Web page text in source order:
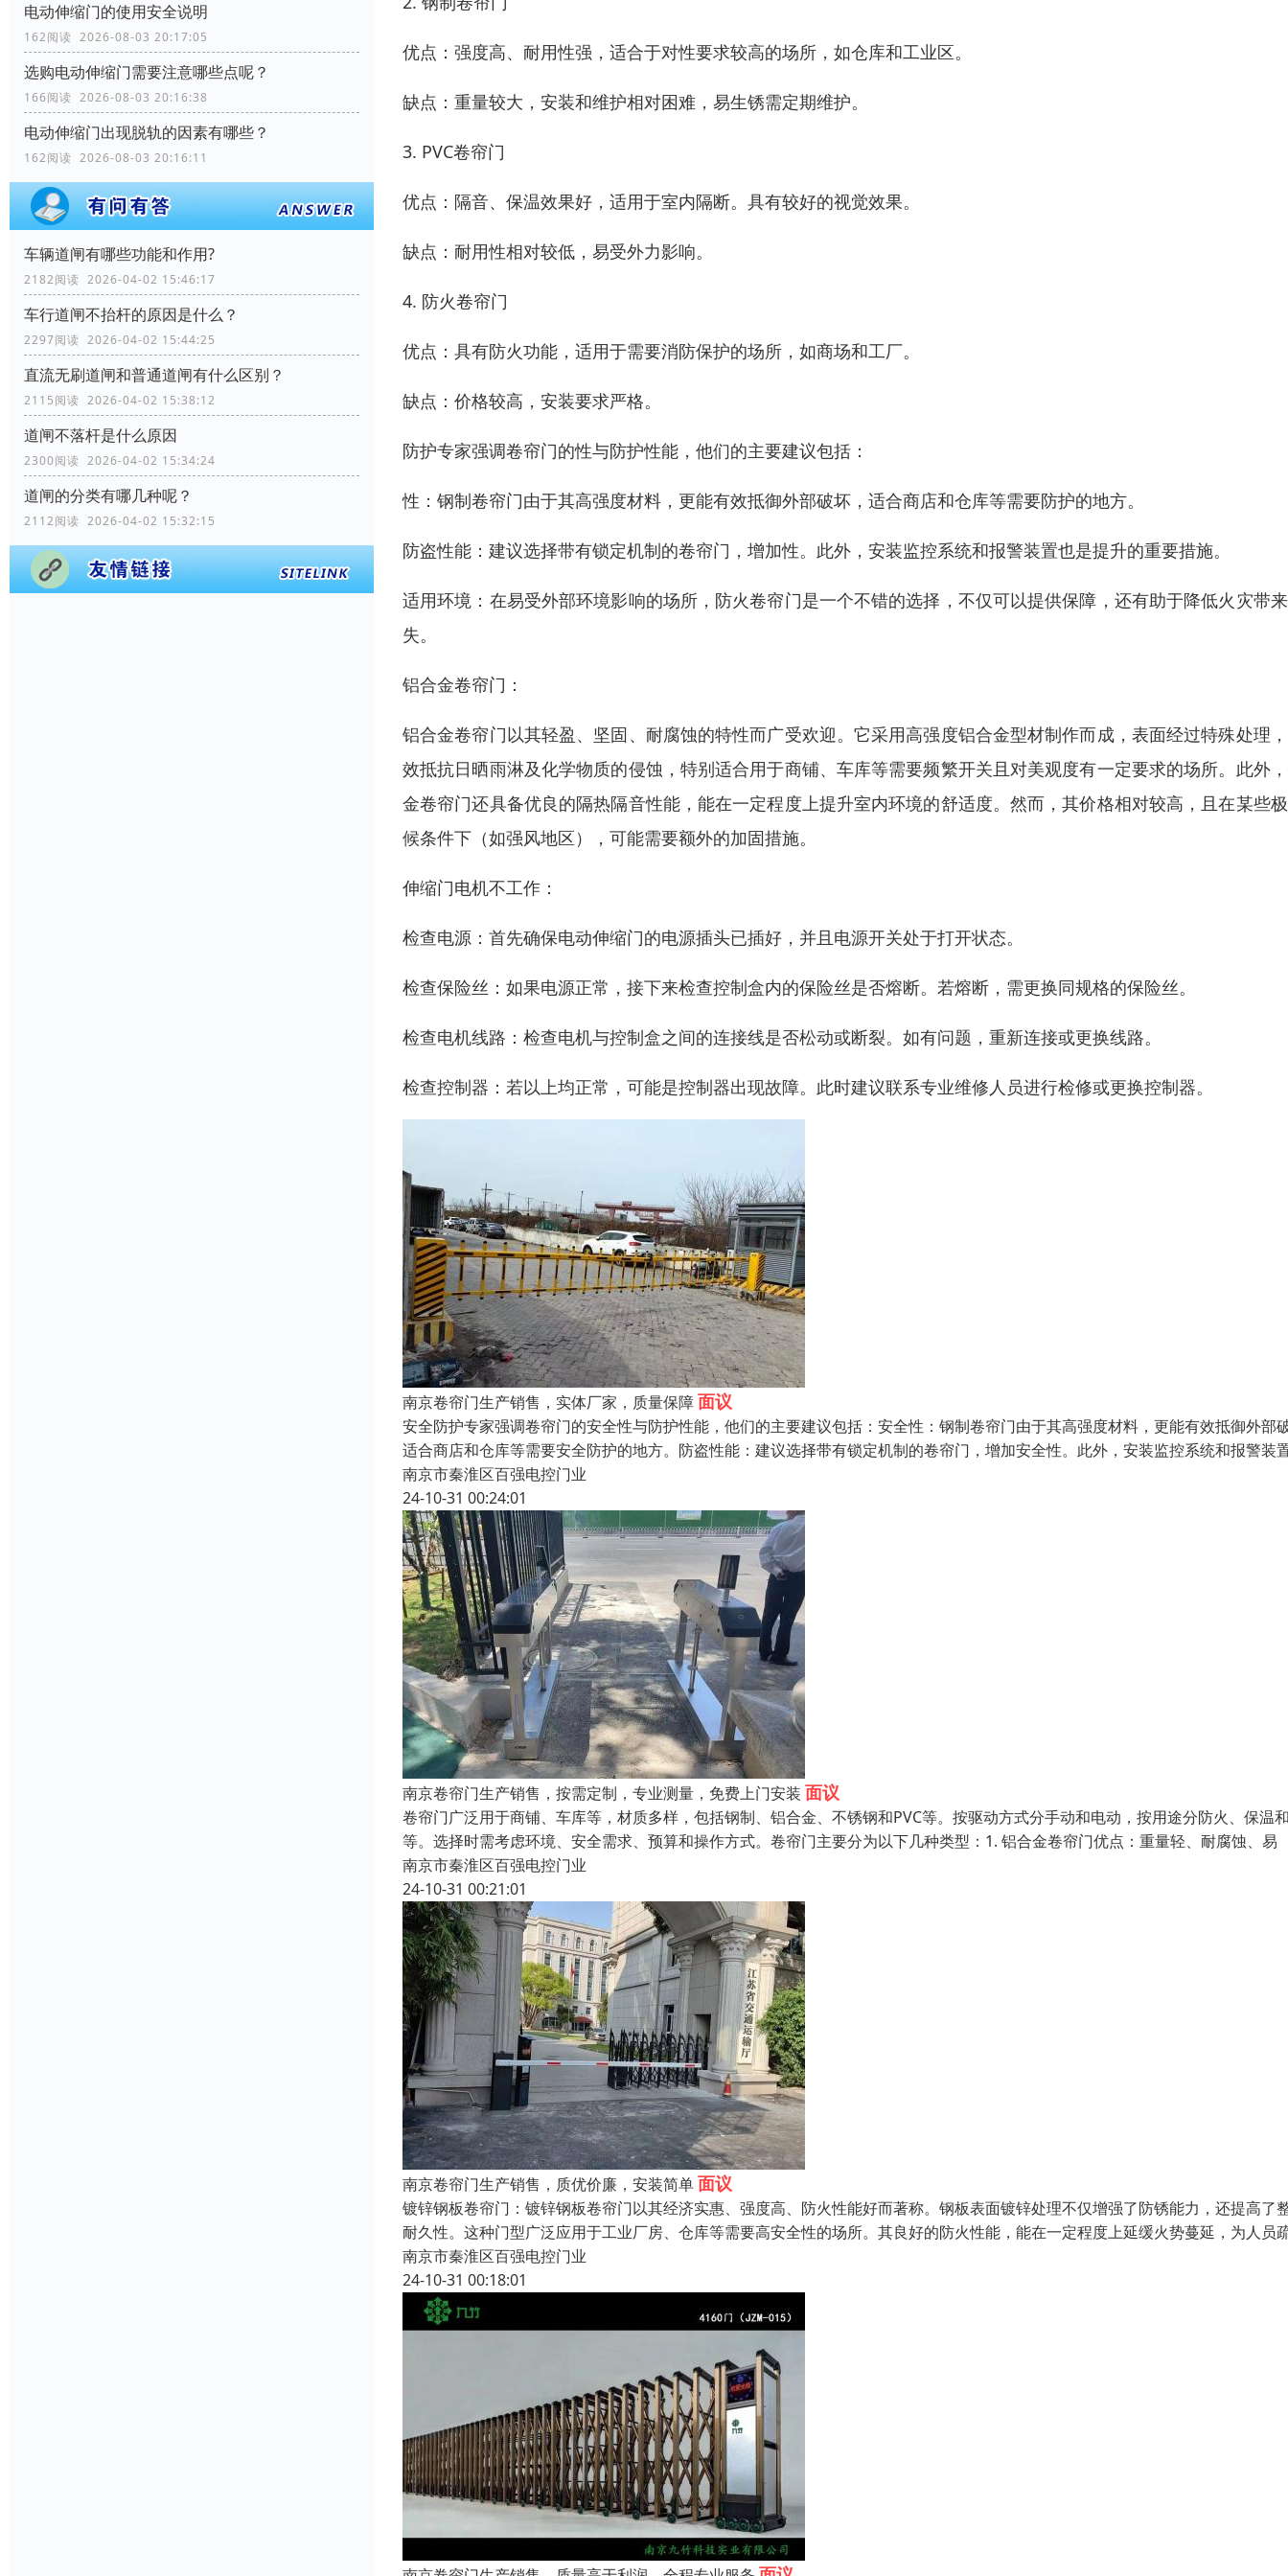
电动伸缩门的使用安全说明
162阅读 2026-08-03 20:17:05
选购电动伸缩门需要注意哪些点呢？
166阅读 2026-08-03 20:16:38
电动伸缩门出现脱轨的因素有哪些？
162阅读 2026-08-03 20:16:11
车辆道闸有哪些功能和作用?
2182阅读 2026-04-02 15:46:17
车行道闸不抬杆的原因是什么？
2297阅读 2026-04-02 15:44:25
直流无刷道闸和普通道闸有什么区别？
2115阅读 2026-04-02 15:38:12
道闸不落杆是什么原因
2300阅读 2026-04-02 15:34:24
道闸的分类有哪几种呢？
2112阅读 2026-04-02 15:32:15
优点：强度高、耐用性强，适合于对性要求较高的场所，如仓库和工业区。
缺点：重量较大，安装和维护相对困难，易生锈需定期维护。
3. PVC卷帘门
优点：隔音、保温效果好，适用于室内隔断。具有较好的视觉效果。
缺点：耐用性相对较低，易受外力影响。
4. 防火卷帘门
优点：具有防火功能，适用于需要消防保护的场所，如商场和工厂。
缺点：价格较高，安装要求严格。
防护专家强调卷帘门的性与防护性能，他们的主要建议包括：
性：钢制卷帘门由于其高强度材料，更能有效抵御外部破坏，适合商店和仓库等需要防护的地方。
防盗性能：建议选择带有锁定机制的卷帘门，增加性。此外，安装监控系统和报警装置也是提升的重要措施。
适用环境：在易受外部环境影响的场所，防火卷帘门是一个不错的选择，不仅可以提供保障，还有助于降低火灾带
失。
铝合金卷帘门：
铝合金卷帘门以其轻盈、坚固、耐腐蚀的特性而广受欢迎。它采用高强度铝合金型材制作而成，表面经过特殊处理
效抵抗日晒雨淋及化学物质的侵蚀，特别适合用于商铺、车库等需要频繁开关且对美观度有一定要求的场所。此外
金卷帘门还具备优良的隔热隔音性能，能在一定程度上提升室内环境的舒适度。然而，其价格相对较高，且在某些
候条件下（如强风地区），可能需要额外的加固措施。
伸缩门电机不工作：
检查电源：首先确保电动伸缩门的电源插头已插好，并且电源开关处于打开状态。
检查保险丝：如果电源正常，接下来检查控制盒内的保险丝是否熔断。若熔断，需更换同规格的保险丝。
检查电机线路：检查电机与控制盒之间的连接线是否松动或断裂。如有问题，重新连接或更换线路。
检查控制器：若以上均正常，可能是控制器出现故障。此时建议联系专业维修人员进行检修或更换控制器。
南京卷帘门生产销售，实体厂家，质量保障面议
安全防护专家强调卷帘门的安全性与防护性能，他们的主要建议包括：安全性：钢制卷帘门由于其高强度材料，更能有效抵御外部
适合商店和仓库等需要安全防护的地方。防盗性能：建议选择带有锁定机制的卷帘门，增加安全性。此外，安装监控系统和报警装
南京市秦淮区百强电控门业
24-10-31 00:24:01
南京卷帘门生产销售，按需定制，专业测量，免费上门安装 面议
卷帘门广泛用于商铺、车库等，材质多样，包括钢制、铝合金、不锈钢和PVC等。按驱动方式分手动和电动，按用途分防火、保温
等。选择时需考虑环境、安全需求、预算和操作方式。卷帘门主要分为以下几种类型：1. 铝合金卷帘门优点：重量轻、耐腐蚀、易
南京市秦淮区百强电控门业
24-10-31 00:21:01
南京卷帘门生产销售，质优价廉，安装简单面议
镀锌钢板卷帘门：镀锌钢板卷帘门以其经济实惠、强度高、防火性能好而著称。钢板表面镀锌处理不仅增强了防锈能力，还提高了
耐久性。这种门型广泛应用于工业厂房、仓库等需要高安全性的场所。其良好的防火性能，能在一定程度上延缓火势蔓延，为人员
南京市秦淮区百强电控门业
24-10-31 00:18:01